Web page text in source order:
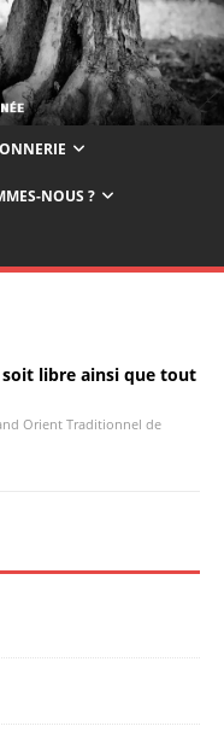
NOUS ?
soit libre ainsi que tout
Orient Traditionnel de